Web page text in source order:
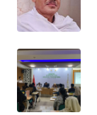
SONYA
ASA